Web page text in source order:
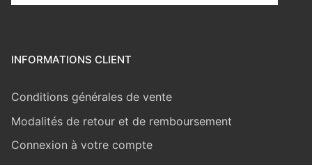
INFORMATIONS CLIENT
Conditions générales de vente
Modalités de retour et de remboursement
Connexion à votre compte